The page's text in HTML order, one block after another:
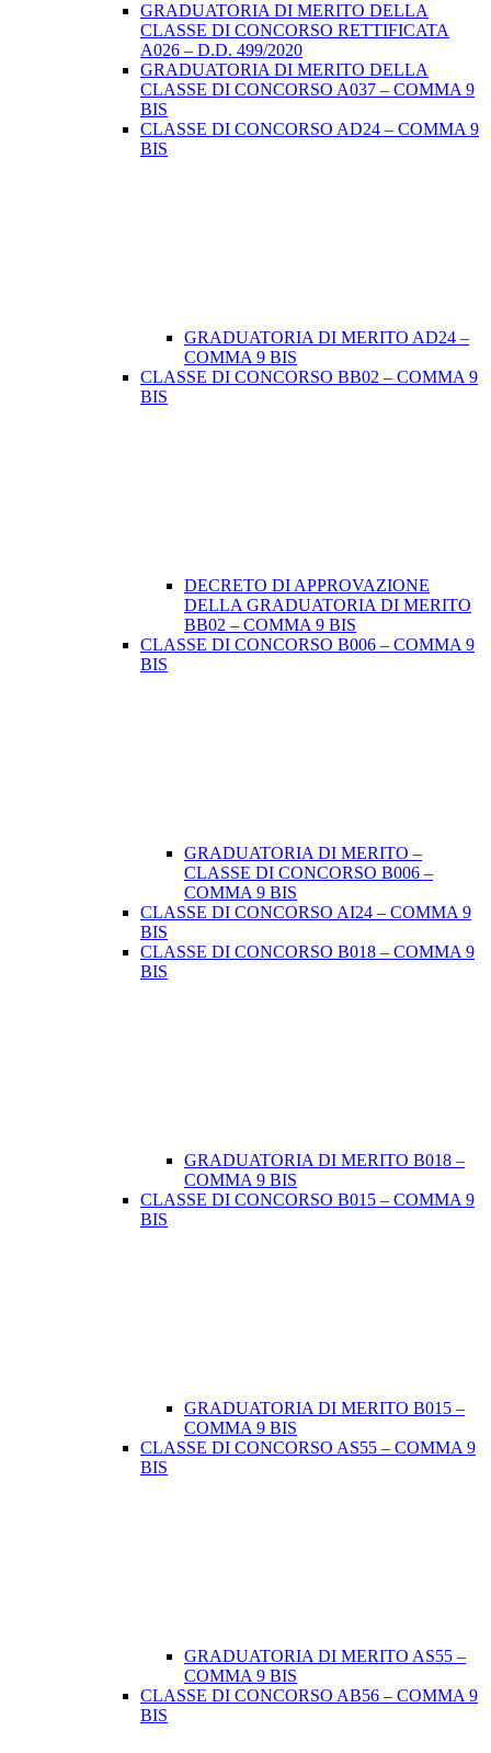
GRADUATORIA DI MERITO DELLA
CLASSE DI CONCORSO RETTIFICATA
A026 – D.D. 499/2020
GRADUATORIA DI MERITO DELLA
CLASSE DI CONCORSO A037 – COMMA 9
BIS
CLASSE DI CONCORSO AD24 – COMMA 9
BIS
GRADUATORIA DI MERITO AD24 –
COMMA 9 BIS
CLASSE DI CONCORSO BB02 – COMMA 9
BIS
DECRETO DI APPROVAZIONE
DELLA GRADUATORIA DI MERITO
BB02 – COMMA 9 BIS
CLASSE DI CONCORSO B006 – COMMA 9
BIS
GRADUATORIA DI MERITO –
CLASSE DI CONCORSO B006 –
COMMA 9 BIS
CLASSE DI CONCORSO AI24 – COMMA 9
BIS
CLASSE DI CONCORSO B018 – COMMA 9
BIS
GRADUATORIA DI MERITO B018 –
COMMA 9 BIS
CLASSE DI CONCORSO B015 – COMMA 9
BIS
GRADUATORIA DI MERITO B015 –
COMMA 9 BIS
CLASSE DI CONCORSO AS55 – COMMA 9
BIS
GRADUATORIA DI MERITO AS55 –
COMMA 9 BIS
CLASSE DI CONCORSO AB56 – COMMA 9
BIS